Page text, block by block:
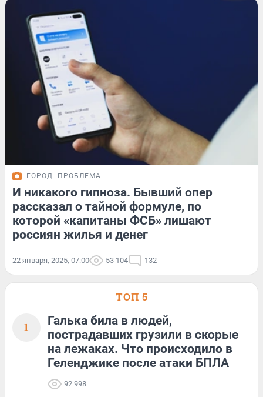
ГОРОД ПРОБЛЕМА
И никакого гипноза. Бывший опер
рассказал о тайной формуле, по
которой «капитаны ФСБ» лишают
россиян жилья и денег
22 января, 2025, 07:00 53 104 132
ТОП 5
1
Галька била в людей,
пострадавших грузили в скорые
на лежаках. Что происходило в
Геленджике после атаки БПЛА
92 998